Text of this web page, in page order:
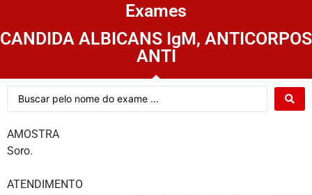
Exames
CANDIDA ALBICANS IgM, ANTICORPOS
ANTI
AMOSTRA
Soro.
ATENDIMENTO